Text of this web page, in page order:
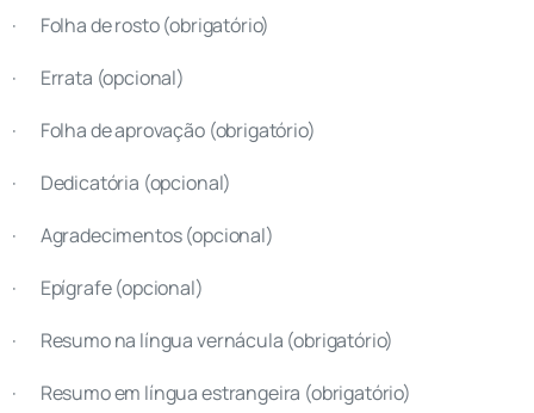
· Folha de rosto (obrigatório)
· Errata (opcional)
· Folha de aprovação (obrigatório)
· Dedicatória (opcional)
· Agradecimentos (opcional)
· Epígrafe (opcional)
· Resumo na língua vernácula (obrigatório)
· Resumo em língua estrangeira (obrigatório)